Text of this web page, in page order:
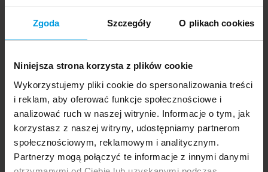
Zgoda Szczegóły O plikach cookies
Niniejsza strona korzysta z plików cookie
Wykorzystujemy pliki cookie do spersonalizowania treści
i reklam, aby oferować funkcje społecznościowe i
analizować ruch w naszej witrynie. Informacje o tym, jak
korzystasz z naszej witryny, udostępniamy partnerom
społecznościowym, reklamowym i analitycznym.
Partnerzy mogą połączyć te informacje z innymi danymi
Grupa docelowa:
Dowiedz się więcej